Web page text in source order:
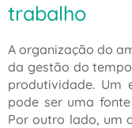
trabalho
A organização do
da gestão do
produtividade. Um
pode ser uma
Por outro lado, um